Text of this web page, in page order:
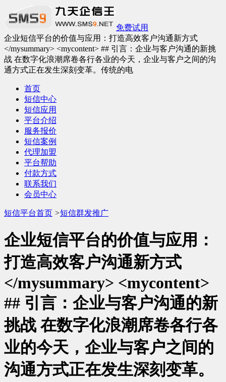
免费试用
企业短信平台的价值与应用：打造高效客户沟通新方式
</mysummary> <mycontent> ## 引言：企业与客户沟通的新挑
战 在数字化浪潮席卷各行各业的今天，企业与客户之间的沟
通方式正在发生深刻变革。传统的电
首页
短信中心
短信应用
平台介绍
服务报价
短信案例
代理加盟
平台帮助
付款方式
联系我们
会员中心
短信平台首页 >短信群发推广
企业短信平台的价值与应用：
打造高效客户沟通新方式
</mysummary> <mycontent>
## 引言：企业与客户沟通的新
挑战 在数字化浪潮席卷各行各
业的今天，企业与客户之间的
沟通方式正在发生深刻变革。